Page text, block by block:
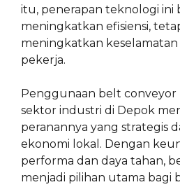
itu, penerapan teknologi ini
meningkatkan efisiensi,
meningkatkan keselamatan
pekerja.
Penggunaan belt
sektor industri di Depok
peranannya yang strategis
ekonomi lokal. Dengan
performa dan daya tahan,
menjadi pilihan utama bagi